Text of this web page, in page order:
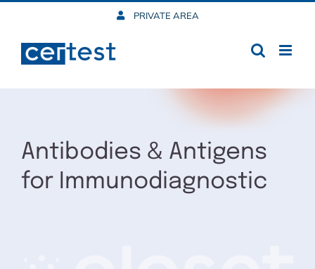
content
PRIVATE AREA
Antibodies & Antigens
for Immunodiagnostic